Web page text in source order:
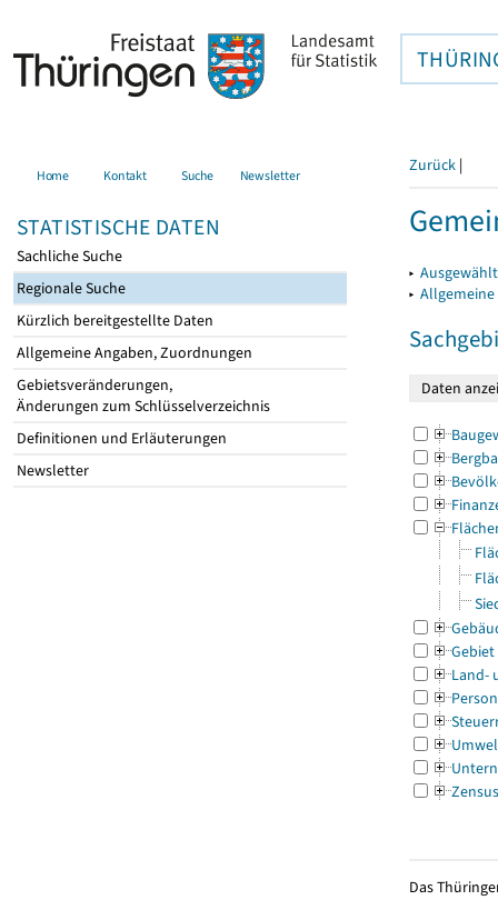
Home Kontakt Suche Newsletter
STATISTISCHE DATEN
Sachliche Suche
Regionale Suche
Kürzlich bereitgestellte Daten
Allgemeine Angaben, Zuordnungen
Gebietsveränderungen,
Änderungen zum Schlüsselverzeichnis
Definitionen und Erläuterungen
Newsletter
Zurück |
▸
▸
Gebiet
Land-
Zensus
Das